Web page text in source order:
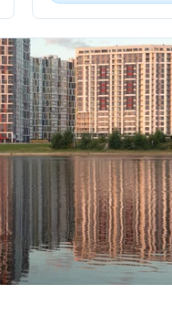
Офісний центр
Зона відпочинку